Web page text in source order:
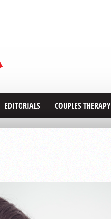
EDITORIALS COUPLES THERAPY